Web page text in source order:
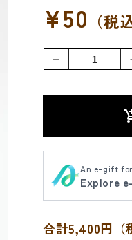
通
常
格
¥50 （税
オ
ジ
贈
答
用
手
げ
An e-gift for
Explore
合計5,400円（